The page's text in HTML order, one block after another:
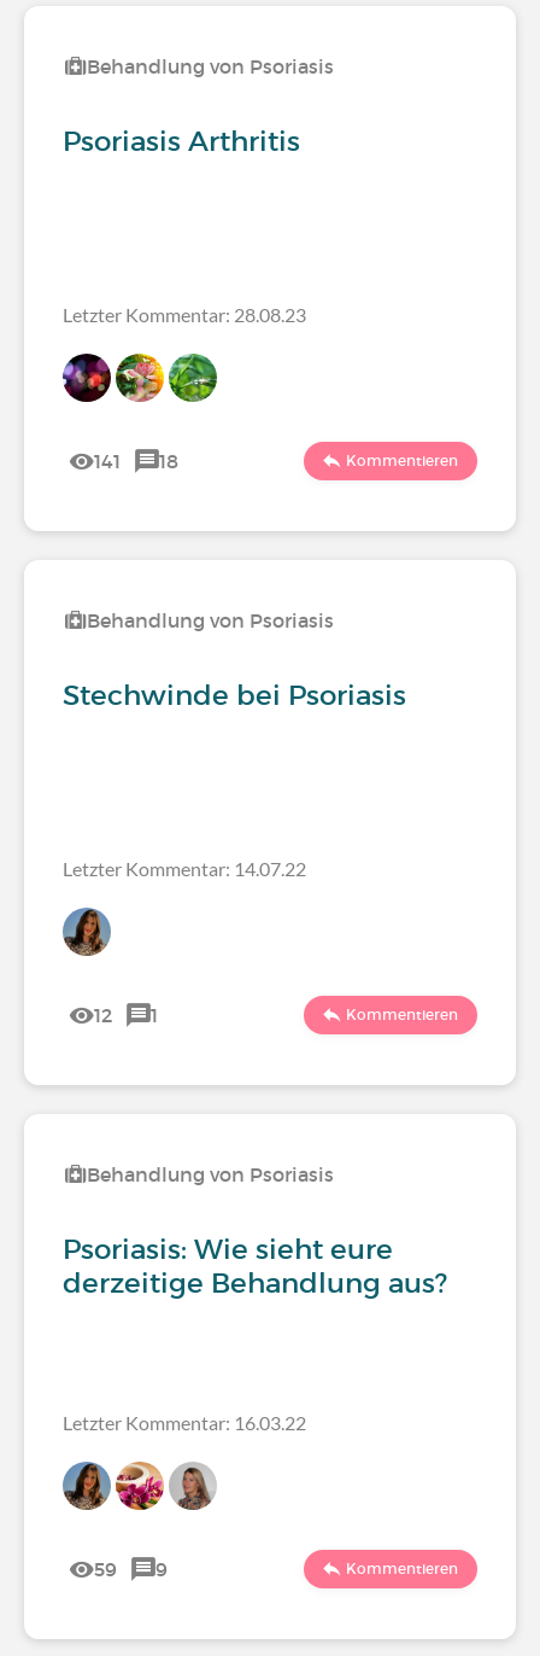
Behandlung von Psoriasis
Psoriasis Arthritis
Letzter Kommentar: 28.08.23
141 18 Kommentieren
Behandlung von Psoriasis
Stechwinde bei Psoriasis
Letzter Kommentar: 14.07.22
12 1 Kommentieren
Behandlung von Psoriasis
Psoriasis: Wie sieht eure
derzeitige Behandlung aus?
Letzter Kommentar: 16.03.22
59 9 Kommentieren